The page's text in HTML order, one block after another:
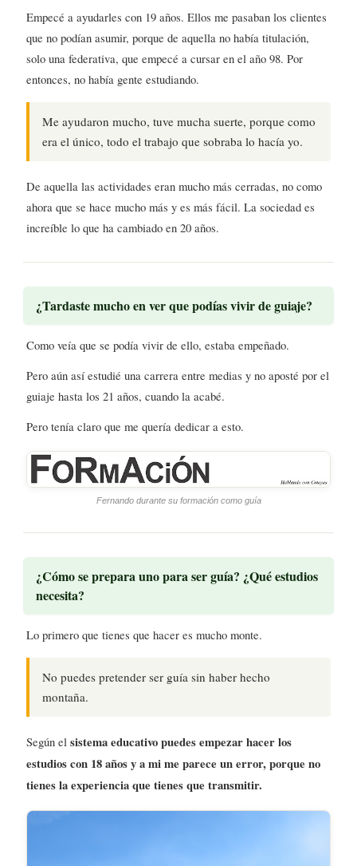
Empecé a ayudarles con 19 años. Ellos me pasaban los clientes
que no podían asumir, porque de aquella no había titulación,
solo una federativa, que empecé a cursar en el año 98. Por
entonces, no había gente estudiando.
Me ayudaron mucho, tuve mucha suerte, porque como
era el único, todo el trabajo que sobraba lo hacía yo.
De aquella las actividades eran mucho más cerradas, no como
ahora que se hace mucho más y es más fácil. La sociedad es
increíble lo que ha cambiado en 20 años.
¿Tardaste mucho en ver que podías vivir de guiaje?
Como veía que se podía vivir de ello, estaba empeñado.
Pero aún así estudié una carrera entre medias y no aposté por el
guiaje hasta los 21 años, cuando la acabé.
Pero tenía claro que me quería dedicar a esto.
Fernando durante su formación como guía
¿Cómo se prepara uno para ser guía? ¿Qué estudios
necesita?
Lo primero que tienes que hacer es mucho monte.
No puedes pretender ser guía sin haber hecho
montaña.
Según el sistema educativo puedes empezar hacer los
estudios con 18 años y a mi me parece un error, porque no
tienes la experiencia que tienes que transmitir.